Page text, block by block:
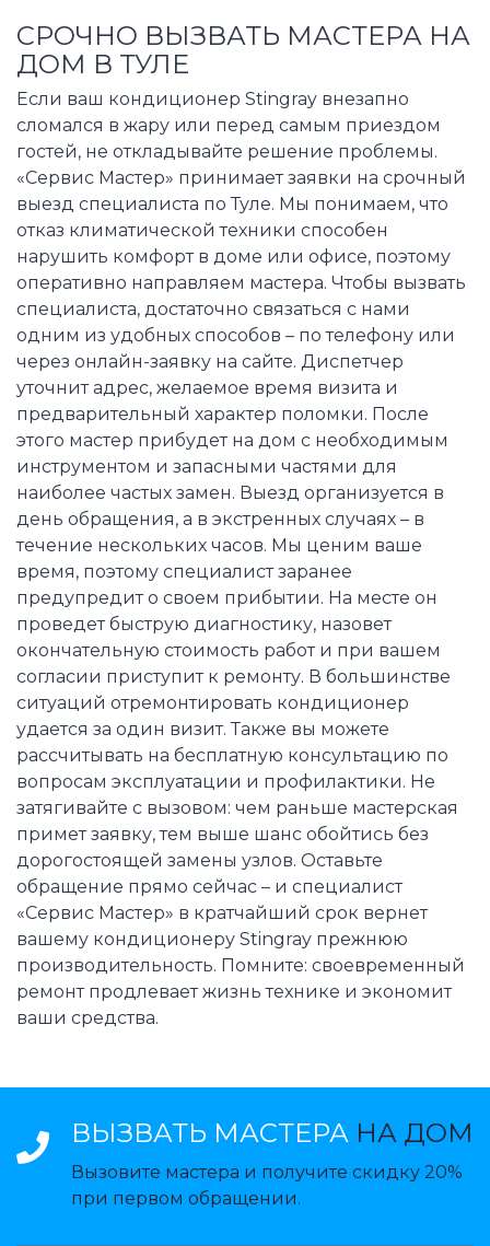
СРОЧНО ВЫЗВАТЬ МАСТЕРА НА
ДОМ В ТУЛЕ
Если ваш кондиционер Stingray внезапно
сломался в жару или перед самым приездом
гостей, не откладывайте решение проблемы.
«Сервис Мастер» принимает заявки на срочный
выезд специалиста по Туле. Мы понимаем, что
отказ климатической техники способен
нарушить комфорт в доме или офисе, поэтому
оперативно направляем мастера. Чтобы вызвать
специалиста, достаточно связаться с нами
одним из удобных способов – по телефону или
через онлайн-заявку на сайте. Диспетчер
уточнит адрес, желаемое время визита и
предварительный характер поломки. После
этого мастер прибудет на дом с необходимым
инструментом и запасными частями для
наиболее частых замен. Выезд организуется в
день обращения, а в экстренных случаях – в
течение нескольких часов. Мы ценим ваше
время, поэтому специалист заранее
предупредит о своем прибытии. На месте он
проведет быструю диагностику, назовет
окончательную стоимость работ и при вашем
согласии приступит к ремонту. В большинстве
ситуаций отремонтировать кондиционер
удается за один визит. Также вы можете
рассчитывать на бесплатную консультацию по
вопросам эксплуатации и профилактики. Не
затягивайте с вызовом: чем раньше мастерская
примет заявку, тем выше шанс обойтись без
дорогостоящей замены узлов. Оставьте
обращение прямо сейчас – и специалист
«Сервис Мастер» в кратчайший срок вернет
вашему кондиционеру Stingray прежнюю
производительность. Помните: своевременный
ремонт продлевает жизнь технике и экономит
ваши средства.
ВЫЗВАТЬ МАСТЕРА НА ДОМ
Вызовите мастера и получите скидку 20%
при первом обращении.